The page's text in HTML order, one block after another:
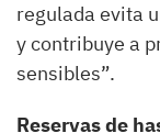
regulada evita
y contribuye a
sensibles”.
Reservas de